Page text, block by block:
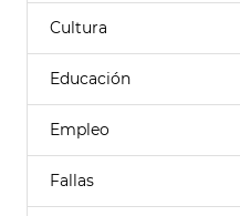
Cultura
Educación
Empleo
Fallas